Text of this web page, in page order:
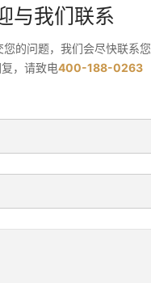
与我们联系
您的问题，我们会尽快联系您
，请致电400-188-0263